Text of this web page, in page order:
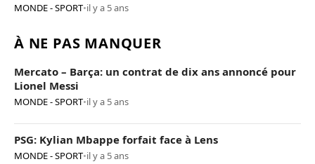
MONDE - SPORT•il y a 5 ans
À NE PAS MANQUER
Mercato – Barça: un contrat de dix ans annoncé pour
Lionel Messi
MONDE - SPORT•il y a 5 ans
PSG: Kylian Mbappe forfait face à Lens
MONDE - SPORT•il y a 5 ans